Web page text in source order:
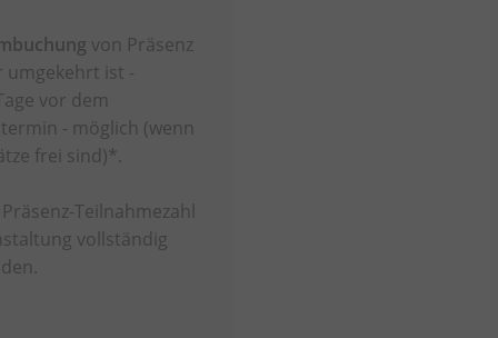
von Präsenz
umgekehrt ist -
vor dem
- möglich (wenn
frei sind)*.
Teilnahmezahl
vollständig